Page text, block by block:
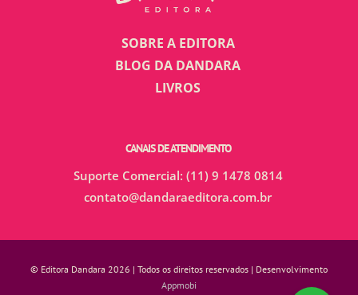
SOBRE A EDITORA
BLOG DA DANDARA
LIVROS
CANAIS DE ATENDIMENTO
Suporte Comercial: (11) 9 1478 0814
contato@dandaraeditora.com.br
© Editora Dandara 2026 | Todos os direitos reservados | Desenvolvimento
Appmobi